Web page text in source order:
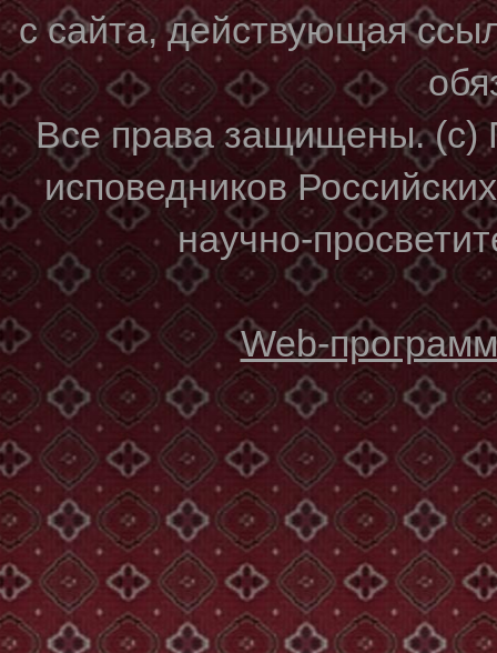
с сайта, действующая
Все права защищены. (с)
исповедников
научно-
Web-